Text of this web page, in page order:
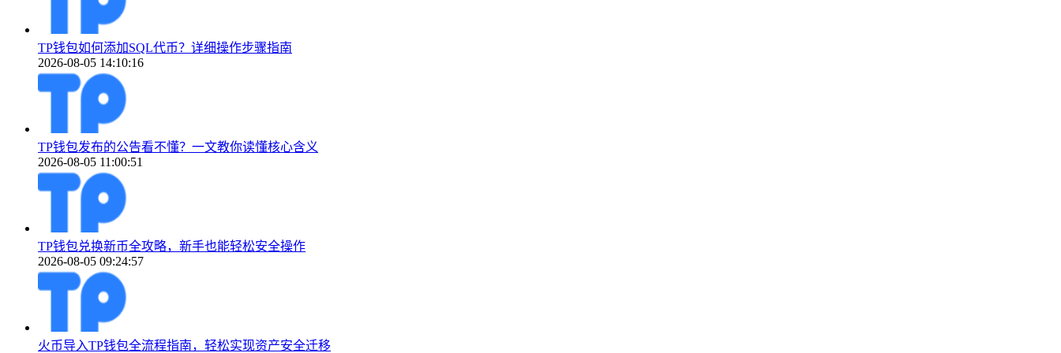
TP钱包如何添加SQL代币？详细操作步骤指南
2026-08-05 14:10:16
TP钱包发布的公告看不懂？一文教你读懂核心含义
2026-08-05 11:00:51
TP钱包兑换新币全攻略，新手也能轻松安全操作
2026-08-05 09:24:57
火币导入TP钱包全流程指南，轻松实现资产安全迁移